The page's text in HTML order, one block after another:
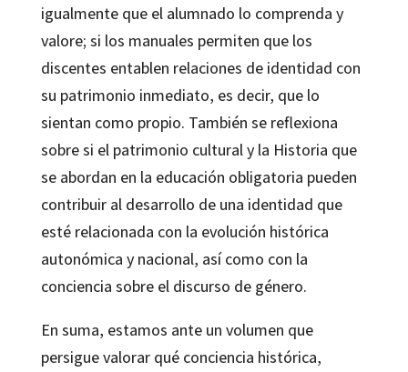
igualmente que el alumnado lo comprenda y
valore; si los manuales permiten que los
discentes entablen relaciones de identidad con
su patrimonio inmediato, es decir, que lo
sientan como propio. También se reflexiona
sobre si el patrimonio cultural y la Historia que
se abordan en la educación obligatoria pueden
contribuir al desarrollo de una identidad que
esté relacionada con la evolución histórica
autonómica y nacional, así como con la
conciencia sobre el discurso de género.
En suma, estamos ante un volumen que
persigue valorar qué conciencia histórica,